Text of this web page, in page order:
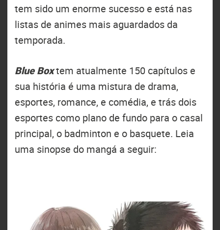
tem sido um enorme sucesso e está nas
listas de animes mais aguardados da
temporada.
Blue Boxtem atualmente 150 capítulos e
sua história é uma mistura de drama,
esportes, romance, e comédia, e trás dois
esportes como plano de fundo para o casal
principal, o badminton e o basquete. Leia
uma sinopse do mangá a seguir: